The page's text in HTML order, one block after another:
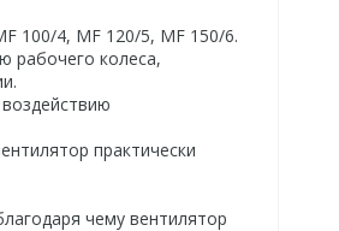
100/4, MF 120/5, MF 150/6.
рабочего колеса,
практически
чему вентилятор